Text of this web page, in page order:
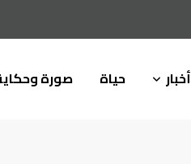
أخبار حياة صورة